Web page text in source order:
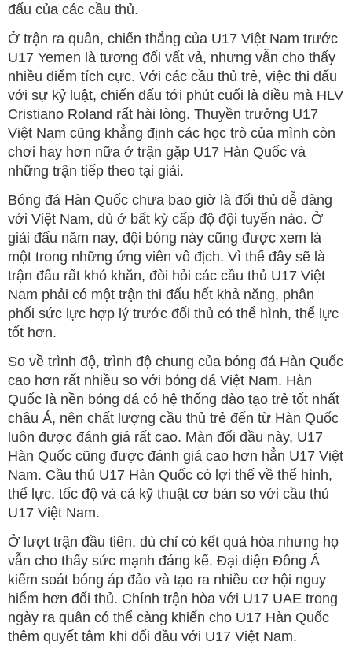
đấu của các cầu thủ.
Ở trận ra quân, chiến thắng của U17 Việt Nam trước
U17 Yemen là tương đối vất vả, nhưng vẫn cho thấy
nhiều điểm tích cực. Với các cầu thủ trẻ, việc thi đấu
với sự kỷ luật, chiến đấu tới phút cuối là điều mà HLV
Cristiano Roland rất hài lòng. Thuyền trưởng U17
Việt Nam cũng khẳng định các học trò của mình còn
chơi hay hơn nữa ở trận gặp U17 Hàn Quốc và
những trận tiếp theo tại giải.
Bóng đá Hàn Quốc chưa bao giờ là đối thủ dễ dàng
với Việt Nam, dù ở bất kỳ cấp độ đội tuyển nào. Ở
giải đấu năm nay, đội bóng này cũng được xem là
một trong những ứng viên vô địch. Vì thế đây sẽ là
trận đấu rất khó khăn, đòi hỏi các cầu thủ U17 Việt
Nam phải có một trận thi đấu hết khả năng, phân
phối sức lực hợp lý trước đối thủ có thể hình, thể lực
tốt hơn.
So về trình độ, trình độ chung của bóng đá Hàn Quốc
cao hơn rất nhiều so với bóng đá Việt Nam. Hàn
Quốc là nền bóng đá có hệ thống đào tạo trẻ tốt nhất
châu Á, nên chất lượng cầu thủ trẻ đến từ Hàn Quốc
luôn được đánh giá rất cao. Màn đối đầu này, U17
Hàn Quốc cũng được đánh giá cao hơn hẳn U17 Việt
Nam. Cầu thủ U17 Hàn Quốc có lợi thế về thể hình,
thể lực, tốc độ và cả kỹ thuật cơ bản so với cầu thủ
U17 Việt Nam.
Ở lượt trận đầu tiên, dù chỉ có kết quả hòa nhưng họ
vẫn cho thấy sức mạnh đáng kể. Đại diện Đông Á
kiểm soát bóng áp đảo và tạo ra nhiều cơ hội nguy
hiểm hơn đối thủ. Chính trận hòa với U17 UAE trong
ngày ra quân có thể càng khiến cho U17 Hàn Quốc
thêm quyết tâm khi đối đầu với U17 Việt Nam.